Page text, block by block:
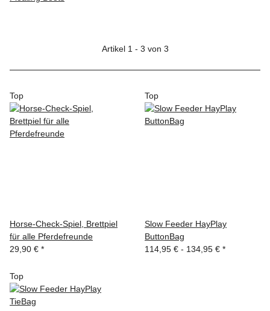
Artikel 1 - 3 von 3
Top
Horse-Check-Spiel, Brettpiel
für alle Pferdefreunde
29,90 € *
Top
Slow Feeder HayPlay
ButtonBag
114,95 € - 134,95 € *
Top